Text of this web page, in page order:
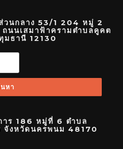
วนกลาง 53/1 204 หมู่ 2
นนเสมาฟ้าครามตำบลคูคต
มธานี 12130
าร 186 หมู่ที่ 6 ตำบล
จังหวัดนครพนม 48170